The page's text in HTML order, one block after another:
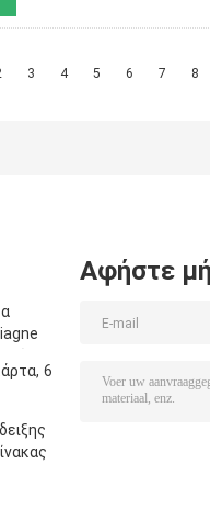
3 4 5 6 7 8
6
Αφήστε